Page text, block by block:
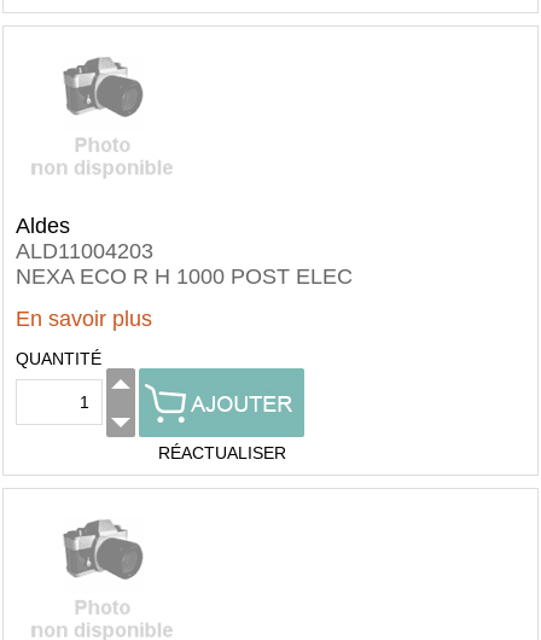
Aldes
ALD11004203
NEXA ECO R H 1000 POST ELEC
En savoir plus
QUANTITÉ
RÉACTUALISER